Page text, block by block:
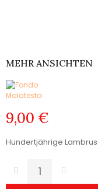
MEHR ANSICHTEN
9,00 €
Hundertjährige